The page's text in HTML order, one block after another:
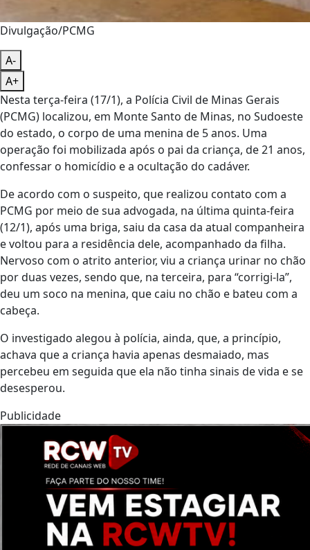
Divulgação/PCMG
A-
A+
Nesta terça-feira (17/1), a Polícia Civil de Minas Gerais
(PCMG) localizou, em Monte Santo de Minas, no Sudoeste
do estado, o corpo de uma menina de 5 anos. Uma
operação foi mobilizada após o pai da criança, de 21 anos,
confessar o homicídio e a ocultação do cadáver.
De acordo com o suspeito, que realizou contato com a
PCMG por meio de sua advogada, na última quinta-feira
(12/1), após uma briga, saiu da casa da atual companheira
e voltou para a residência dele, acompanhado da filha.
Nervoso com o atrito anterior, viu a criança urinar no chão
por duas vezes, sendo que, na terceira, para “corrigi-la”,
deu um soco na menina, que caiu no chão e bateu com a
cabeça.
O investigado alegou à polícia, ainda, que, a princípio,
achava que a criança havia apenas desmaiado, mas
percebeu em seguida que ela não tinha sinais de vida e se
desesperou.
Publicidade